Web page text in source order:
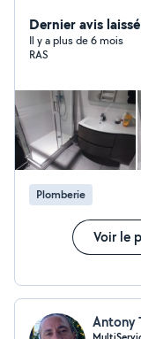
Dernier avis
Il y a plus de 6 mois
RAS
Plomberie
Voir le
Antony